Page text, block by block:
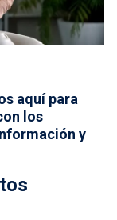
aquí para
los
y